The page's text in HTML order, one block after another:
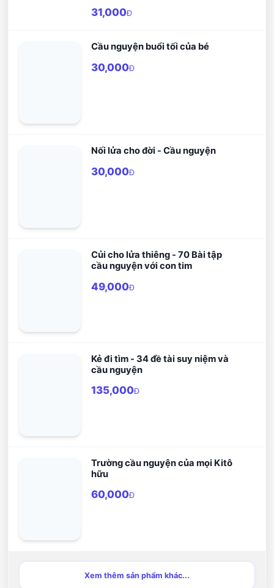
hằng ngày, để lòng lắng xuống và
dẫn.
giả dùng để mở đầu cho các lớp học
thánh vịnh.
31,000Đ
Cầu nguyện buổi tối của bé
30,000Đ
Nối lửa cho đời - Cầu nguyện
30,000Đ
Củi cho lửa thiêng - 70 Bài tập
cầu nguyện với con tim
49,000Đ
Kẻ đi tìm - 34 đề tài suy niệm và
cầu nguyện
135,000Đ
Trường cầu nguyện của mọi Kitô
hữu
60,000Đ
Xem thêm sản phẩm khác...